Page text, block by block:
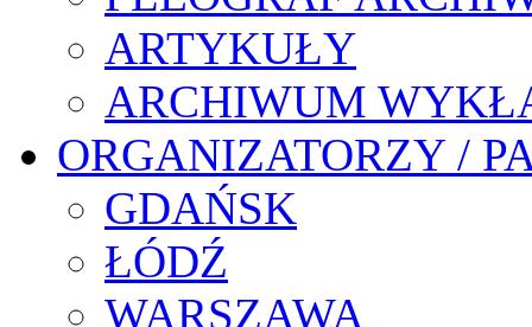
ARTYKUŁY
ARCHIWUM
ORGANIZATORZY /
GDAŃSK
ŁÓDŹ
WARSZAWA